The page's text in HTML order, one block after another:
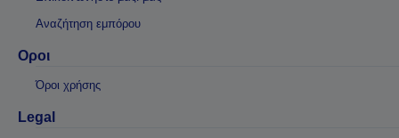
Αναζήτηση εμπόρου
Οροι
Όροι χρήσης
Legal